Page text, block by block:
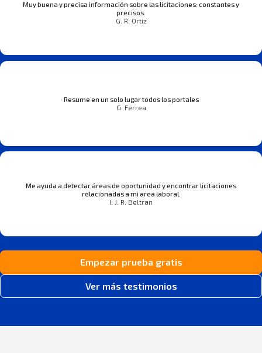
Muy buena y precisa información sobre las licitaciones: constantes y
precisos.
G. R. Ortiz
Resume en un solo lugar todos los portales
G. Ferrea
Me ayuda a detectar áreas de oportunidad y encontrar licitaciones
relacionadas a mi area laboral.
I. J. R. Beltran
Empezar prueba gratis
Ver más testimonios